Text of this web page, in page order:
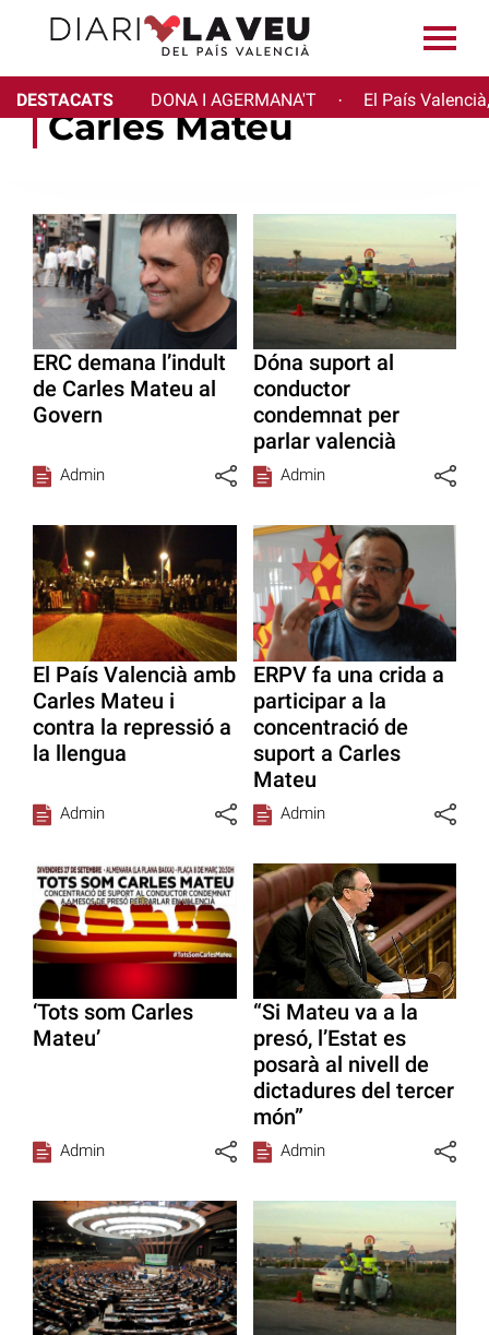
DESTACATS DONA I AGERMANA'T · El País
Carles Mateu
ERC demana l’indult
de Carles Mateu al
Govern
Admin
Dóna suport al
conductor
condemnat per
parlar valencià
Admin
El País Valencià amb
Carles Mateu i
contra la repressió a
la llengua
Admin
ERPV fa una crida a
participar a la
concentració de
suport a Carles
Mateu
Admin
‘Tots som Carles
Mateu’
Admin
“Si Mateu va a la
presó, l’Estat es
posarà al nivell de
dictadures del tercer
món”
Admin